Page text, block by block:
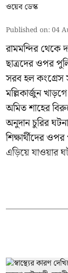
ওয়েব ডেস্ক
Published on:04
রামমন্দির থেকে
ছাত্রদের ওপর
সরব হল কংগ্রেস
মল্লিকার্জুন খাড়গে
অমিত শাহের
অনুদান চুরির
শিক্ষার্থীদের
এড়িয়ে যাওয়ার